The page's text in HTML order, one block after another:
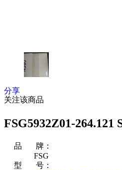
分享
关注该商品
FSG5932Z01-
品 牌：
FSG
型 号：